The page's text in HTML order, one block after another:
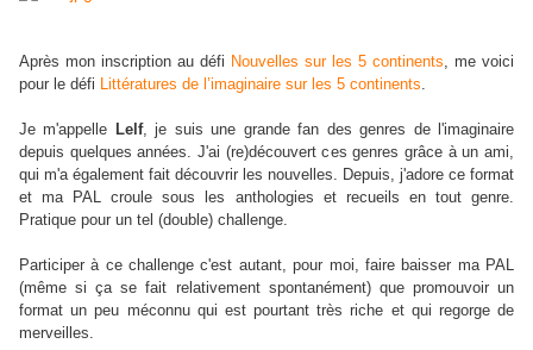
Après mon inscription au défi Nouvelles sur les 5 continents, me voici
pour le défi Littératures de l’imaginaire sur les 5 continents.
Je m'appelle Lelf, je suis une grande fan des genres de l'imaginaire
depuis quelques années. J'ai (re)découvert ces genres grâce à un ami,
qui m'a également fait découvrir les nouvelles. Depuis, j'adore ce format
et ma PAL croule sous les anthologies et recueils en tout genre.
Pratique pour un tel (double) challenge.
Participer à ce challenge c'est autant, pour moi, faire baisser ma PAL
(même si ça se fait relativement spontanément) que promouvoir un
format un peu méconnu qui est pourtant très riche et qui regorge de
merveilles.